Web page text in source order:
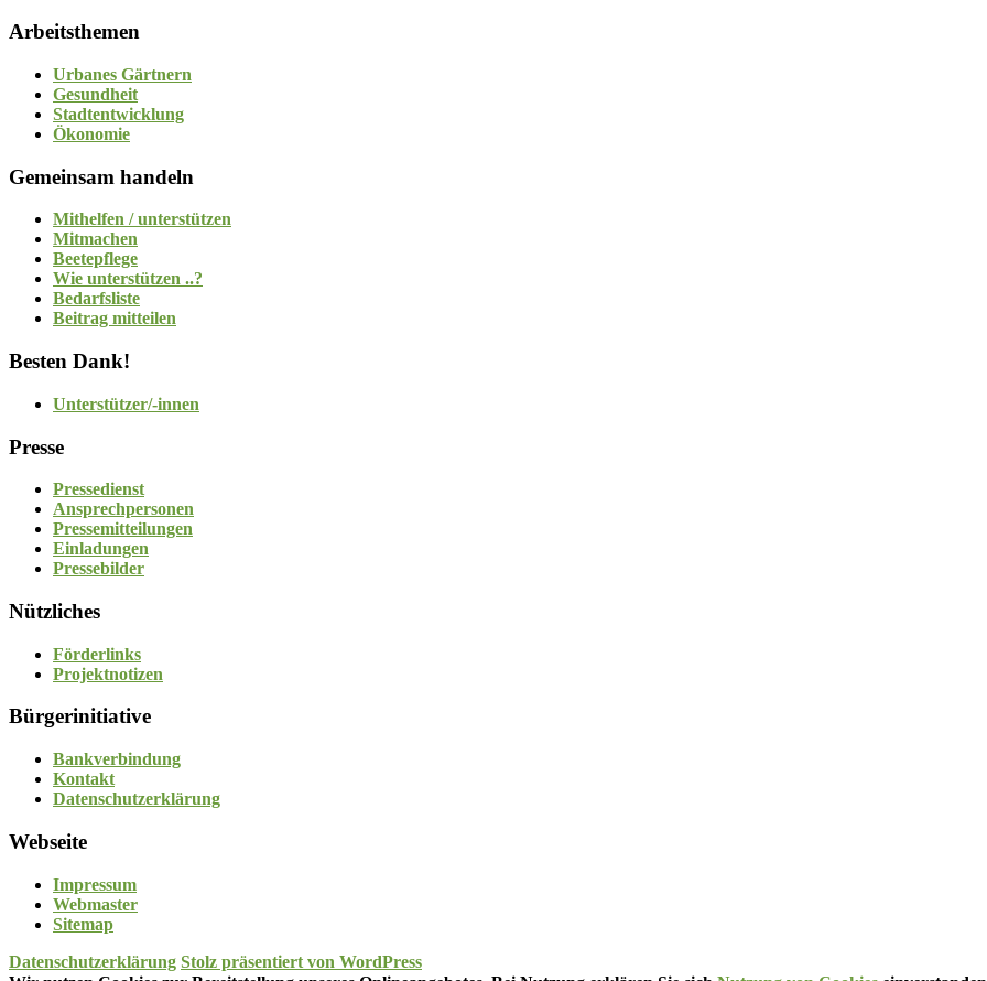
Arbeitsthemen
Urbanes Gärtnern
Gesundheit
Stadtentwicklung
Ökonomie
Gemeinsam handeln
Mithelfen / unterstützen
Mitmachen
Beetepflege
Wie unterstützen ..?
Bedarfsliste
Beitrag mitteilen
Besten Dank!
Unterstützer/-innen
Presse
Pressedienst
Ansprechpersonen
Pressemitteilungen
Einladungen
Pressebilder
Nützliches
Förderlinks
Projektnotizen
Bürgerinitiative
Bankverbindung
Kontakt
Datenschutzerklärung
Webseite
Impressum
Webmaster
Sitemap
Datenschutzerklärung Stolz präsentiert von WordPress